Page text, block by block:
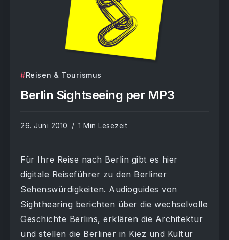
Reisen & Tourismus
Berlin Sightseeing per MP3
26. Juni 2010 1 Min Lesezeit
Für Ihre Reise nach Berlin gibt es hier
digitale Reiseführer zu den Berliner
Sehenswürdigkeiten. Audioguides von
Sighthearing berichten über die wechselvolle
Geschichte Berlins, erklären die Architektur
und stellen die Berliner in Kiez und Kultur